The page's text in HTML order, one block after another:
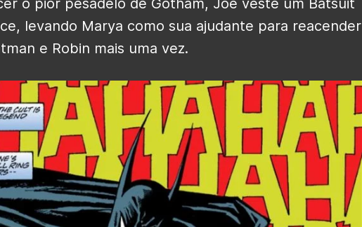
o pior pesadelo de Gotham, Joe veste um Batsuit
levando Marya como sua ajudante para reacender
e Robin mais uma vez.